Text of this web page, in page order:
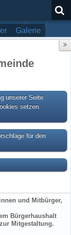
Galerie
unserer Seite
setzen.
für den
und Mitbürger,
Bürgerhaushalt
Mitgestaltung.